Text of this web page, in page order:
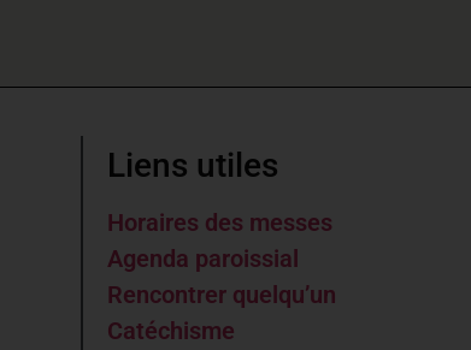
Liens utiles
Horaires des messes
Agenda paroissial
Rencontrer quelqu’un
Catéchisme